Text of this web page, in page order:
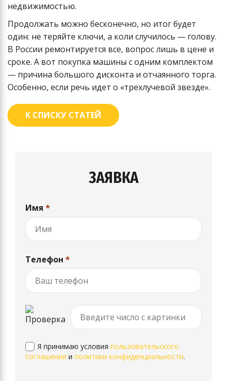
недвижимостью.
Продолжать можно бесконечно, но итог будет
один: не теряйте ключи, а коли случилось — голову.
В России ремонтируется все, вопрос лишь в цене и
сроке. А вот покупка машины с одним комплектом
— причина большого дисконта и отчаянного торга.
Особенно, если речь идет о «трехлучевой звезде».
К СПИСКУ СТАТЕЙ
ЗАЯВКА
Имя *
Телефон *
Я принимаю условия пользовательского
соглашения и политики конфиденциальности.